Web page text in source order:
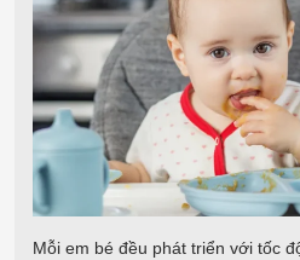
Mỗi em bé đều phát triển với tốc